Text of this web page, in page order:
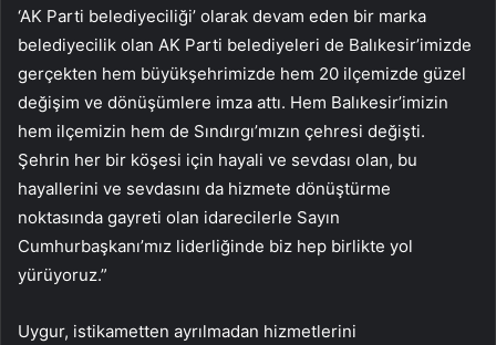
‘AK Parti belediyeciliği’ olarak devam eden bir marka
belediyecilik olan AK Parti belediyeleri de Balıkesir’imizde
gerçekten hem büyükşehrimizde hem 20 ilçemizde güzel
değişim ve dönüşümlere imza attı. Hem Balıkesir’imizin
hem ilçemizin hem de Sındırgı’mızın çehresi değişti.
Şehrin her bir köşesi için hayali ve sevdası olan, bu
hayallerini ve sevdasını da hizmete dönüştürme
noktasında gayreti olan idarecilerle Sayın
Cumhurbaşkanı’mız liderliğinde biz hep birlikte yol
yürüyoruz.”
Uygur, istikametten ayrılmadan hizmetlerini